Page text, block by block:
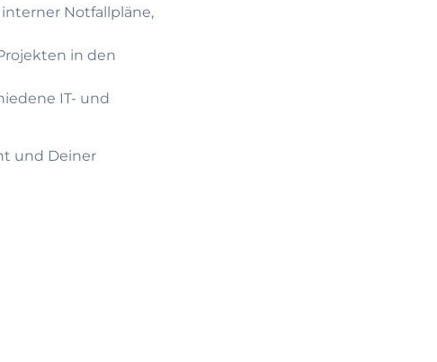
Notfallpläne,
in den
IT- und
und Deiner